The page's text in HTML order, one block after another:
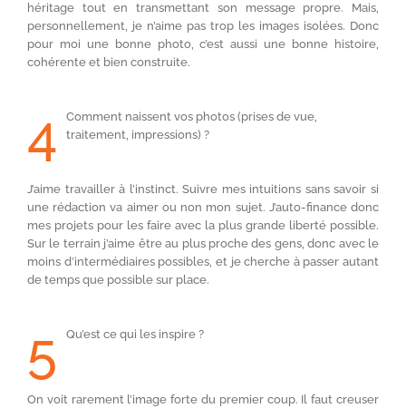
héritage tout en transmettant son message propre. Mais,
personnellement, je n’aime pas trop les images isolées. Donc
pour moi une bonne photo, c’est aussi une bonne histoire,
cohérente et bien construite.
4
Comment naissent vos photos (prises de vue,
traitement, impressions) ?
J’aime travailler à l’instinct. Suivre mes intuitions sans savoir si
une rédaction va aimer ou non mon sujet. J’auto-finance donc
mes projets pour les faire avec la plus grande liberté possible.
Sur le terrain j’aime être au plus proche des gens, donc avec le
moins d’intermédiaires possibles, et je cherche à passer autant
de temps que possible sur place.
5 Qu’est ce qui les inspire ?
On voit rarement l’image forte du premier coup. Il faut creuser